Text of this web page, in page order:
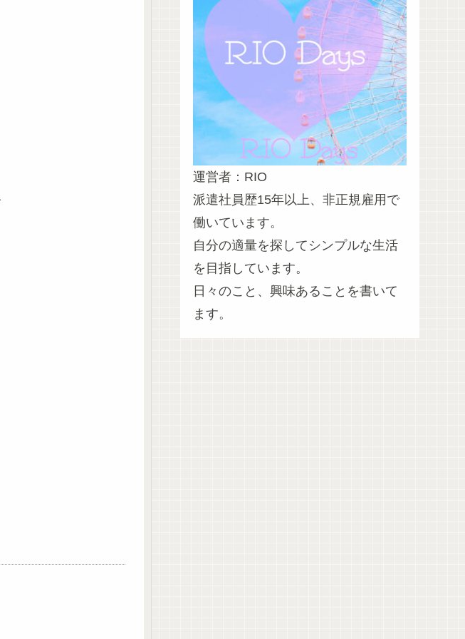
運営者：RIO
派遣社員歴15年以上、非正規雇用で
働いています。
自分の適量を探してシンプルな生活
を目指しています。
日々のこと、興味あることを書いて
ます。